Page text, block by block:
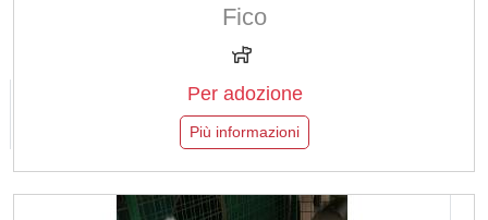
Fico
Per adozione
Più informazioni